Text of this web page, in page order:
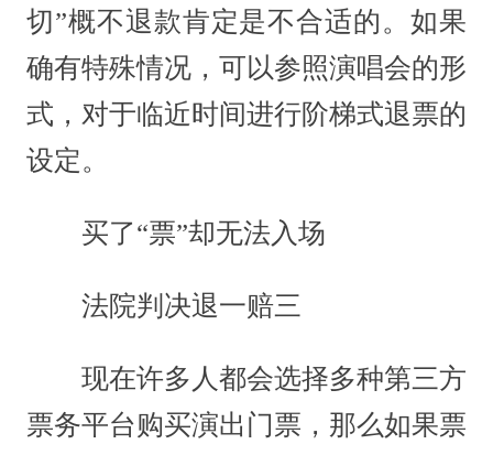
切”概不退款肯定是不合适的。如果
确有特殊情况，可以参照演唱会的形
式，对于临近时间进行阶梯式退票的
设定。
买了“票”却无法入场
法院判决退一赔三
现在许多人都会选择多种第三方
票务平台购买演出门票，那么如果票